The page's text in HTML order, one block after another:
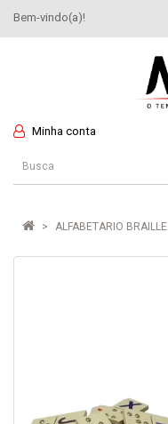
Bem-vindo(a)!
Minha conta
ALFABETARIO BRAILLE